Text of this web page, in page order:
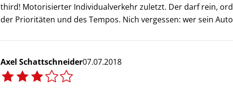
third! Motorisierter Individualverkehr zuletzt. Der darf rein,
der Prioritäten und des Tempos. Nich vergessen: wer sein
Axel Schattschneider07.07.2018